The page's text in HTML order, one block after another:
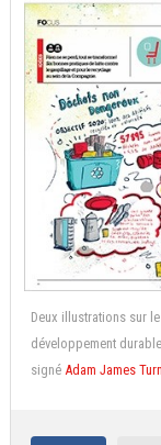
Deux illustrations sur
développement
signé Adam James